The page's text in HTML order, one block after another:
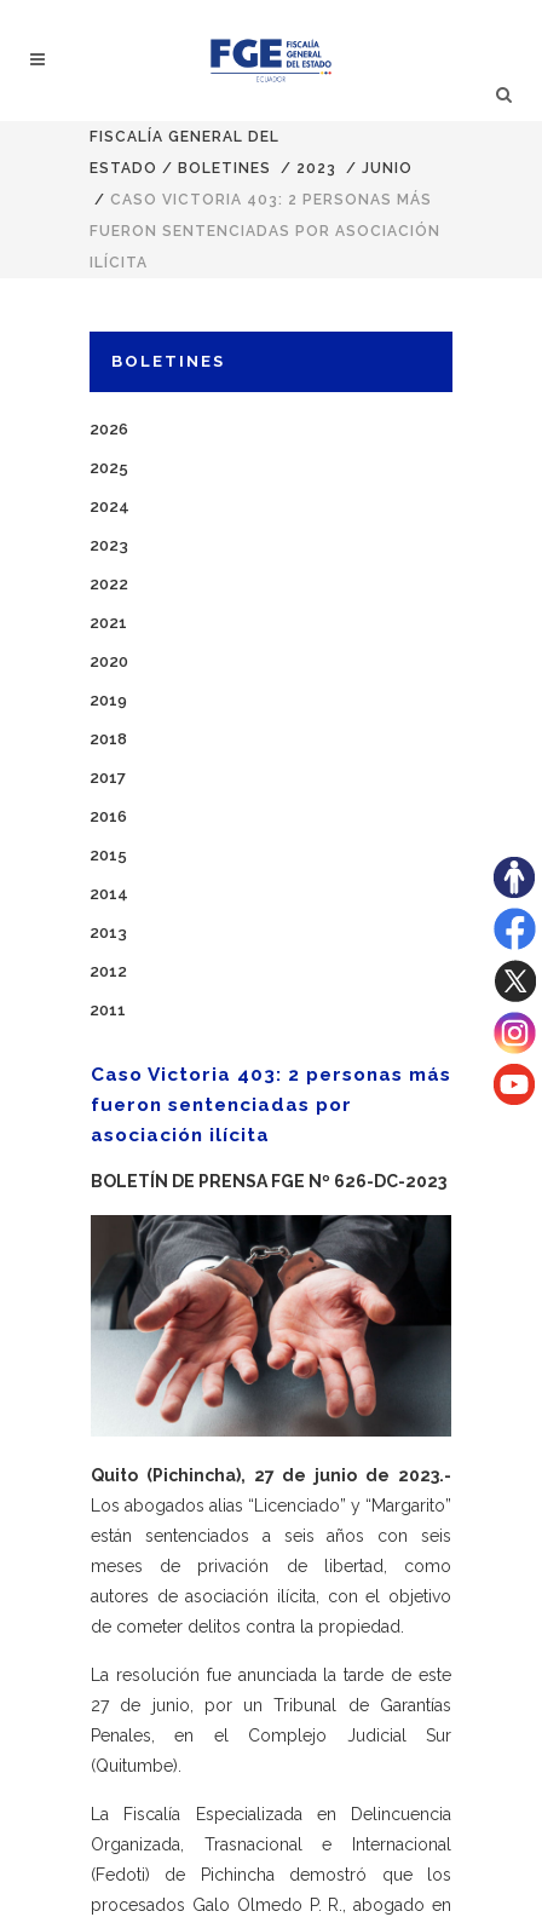
FISCALÍA GENERAL DEL
ESTADO / BOLETINES / 2023 / JUNIO
/ CASO VICTORIA 403: 2 PERSONAS MÁS
FUERON SENTENCIADAS POR ASOCIACIÓN
ILÍCITA
BOLETINES
2026
2025
2024
2023
2022
2021
2020
2019
2018
2017
2016
2015
2014
2013
2012
2011
Caso Victoria 403: 2 personas más
fueron sentenciadas por
asociación ilícita
BOLETÍN DE PRENSA FGE Nº 626-DC-2023
Quito (Pichincha), 27 de junio de 2023.-
Los abogados alias “Licenciado” y “Margarito”
están sentenciados a seis años con seis
meses de privación de libertad, como
autores de asociación ilícita, con el objetivo
de cometer delitos contra la propiedad.
La resolución fue anunciada la tarde de este
27 de junio, por un Tribunal de Garantías
Penales, en el Complejo Judicial Sur
(Quitumbe).
La Fiscalía Especializada en Delincuencia
Organizada, Trasnacional e Internacional
(Fedoti) de Pichincha demostró que los
procesados Galo Olmedo P. R., abogado en